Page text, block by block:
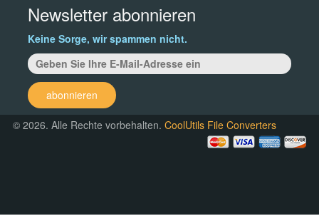
Newsletter abonnieren
Keine Sorge, wir spammen nicht.
abonnieren
© 2026. Alle Rechte vorbehalten.CoolUtils File Converters